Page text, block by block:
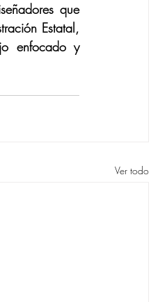
que
Estatal,
enfocado y
Ver todo